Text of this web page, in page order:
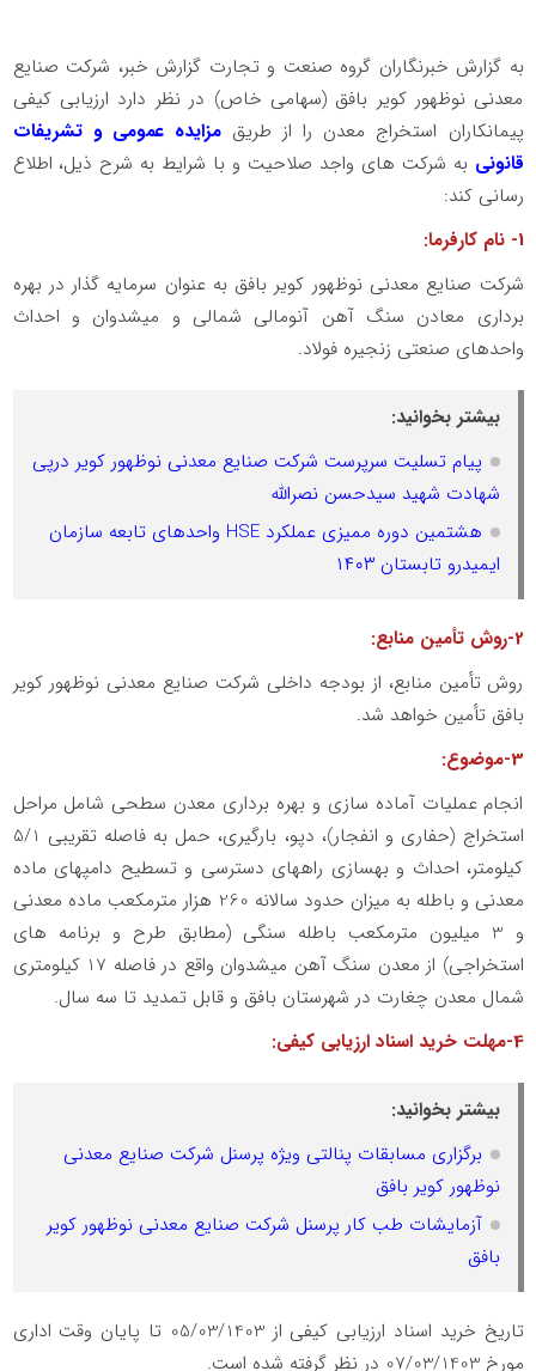
به گزارش خبرنگاران گروه صنعت و تجارت گزارش خبر، شرکت صنایع
معدنی نوظهور کویر بافق (سهامی خاص) در نظر دارد ارزیابی کیفی
پیمانکاران استخراج معدن را از طریق مزایده عمومی و تشریفات
قانونی به شرکت های واجد صلاحیت و با شرایط به شرح ذیل، اطلاع
رسانی کند:
1- نام کارفرما:
شرکت صنایع معدنی نوظهور کویر بافق به عنوان سرمایه گذار در بهره
برداری معادن سنگ آهن آنومالی شمالی و میشدوان و احداث
واحدهای صنعتی زنجیره فولاد.
بیشتر بخوانید:
پیام تسلیت سرپرست شرکت صنایع معدنی نوظهور کویر درپی
شهادت شهید سیدحسن نصرالله
هشتمین دوره ممیزی عملکرد HSE واحدهای تابعه سازمان
ایمیدرو تابستان ۱۴۰۳
2-روش تأمین منابع:
روش تأمین منابع، از بودجه داخلی شرکت صنایع معدنی نوظهور کویر
بافق تأمین خواهد شد.
3-موضوع:
انجام عملیات آماده سازی و بهره برداری معدن سطحی شامل مراحل
استخراج (حفاری و انفجار)، دپو، بارگیری، حمل به فاصله تقریبی 5/1
کیلومتر، احداث و بهسازی راه­های دسترسی و تسطیح دامپ­های ماده
معدنی و باطله به میزان حدود سالانه 260 هزار مترمکعب ماده معدنی
و 3 میلیون مترمکعب باطله سنگی (مطابق طرح و برنامه های
استخراجی) از معدن سنگ آهن میشدوان واقع در فاصله 17 کیلومتری
شمال معدن چغارت در شهرستان بافق و قابل تمدید تا سه سال.
4-مهلت خرید اسناد ارزیابی کیفی:
بیشتر بخوانید:
برگزاری مسابقات پنالتی ویژه پرسنل شرکت صنایع معدنی
نوظهور کویر بافق
آزمایشات طب کار پرسنل شرکت صنایع معدنی نوظهور کویر
بافق
تاریخ خرید اسناد ارزیابی کیفی از 05/03/1403 تا پایان وقت اداری
مورخ 07/03/1403 در نظر گرفته شده است.